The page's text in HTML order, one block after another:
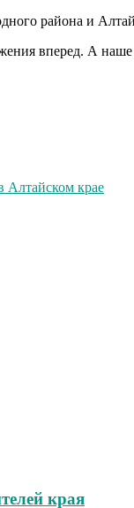
района и
вперед. А
Алтайском крае
края